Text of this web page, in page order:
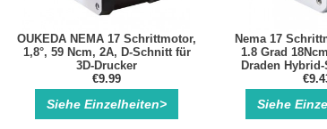
OUKEDA NEMA 17 Schrittmotor,
1,8°, 59 Ncm, 2A, D-Schnitt für
3D-Drucker
€9.99
Siehe Einzelheiten>
Nema 17
1.8 Grad
Draden
Siehe